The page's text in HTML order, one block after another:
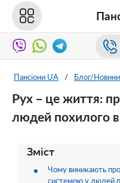
Пансіони UA / Блог/Новини
Рух – це життя:
людей похилого
Зміст
Чому виникають
системою у людей